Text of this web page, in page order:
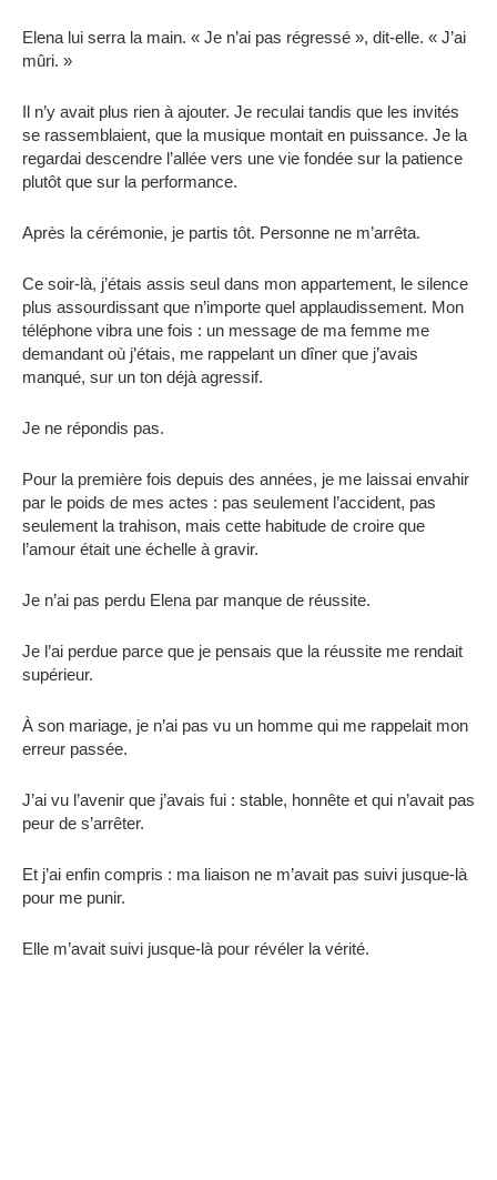
Elena lui serra la main. « Je n’ai pas régressé », dit-elle. « J’ai
mûri. »
Il n’y avait plus rien à ajouter. Je reculai tandis que les invités
se rassemblaient, que la musique montait en puissance. Je la
regardai descendre l’allée vers une vie fondée sur la patience
plutôt que sur la performance.
Après la cérémonie, je partis tôt. Personne ne m’arrêta.
Ce soir-là, j’étais assis seul dans mon appartement, le silence
plus assourdissant que n’importe quel applaudissement. Mon
téléphone vibra une fois : un message de ma femme me
demandant où j’étais, me rappelant un dîner que j’avais
manqué, sur un ton déjà agressif.
Je ne répondis pas.
Pour la première fois depuis des années, je me laissai envahir
par le poids de mes actes : pas seulement l’accident, pas
seulement la trahison, mais cette habitude de croire que
l’amour était une échelle à gravir.
Je n’ai pas perdu Elena par manque de réussite.
Je l’ai perdue parce que je pensais que la réussite me rendait
supérieur.
À son mariage, je n’ai pas vu un homme qui me rappelait mon
erreur passée.
J’ai vu l’avenir que j’avais fui : stable, honnête et qui n’avait pas
peur de s’arrêter.
Et j’ai enfin compris : ma liaison ne m’avait pas suivi jusque-là
pour me punir.
Elle m’avait suivi jusque-là pour révéler la vérité.